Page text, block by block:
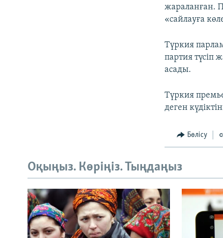
жараланған.
«сайлауға
Түркия
партия түсіп
асады.
Түркия
деген
Бөлісу
Оқыңыз. Көріңіз. Тыңдаңыз